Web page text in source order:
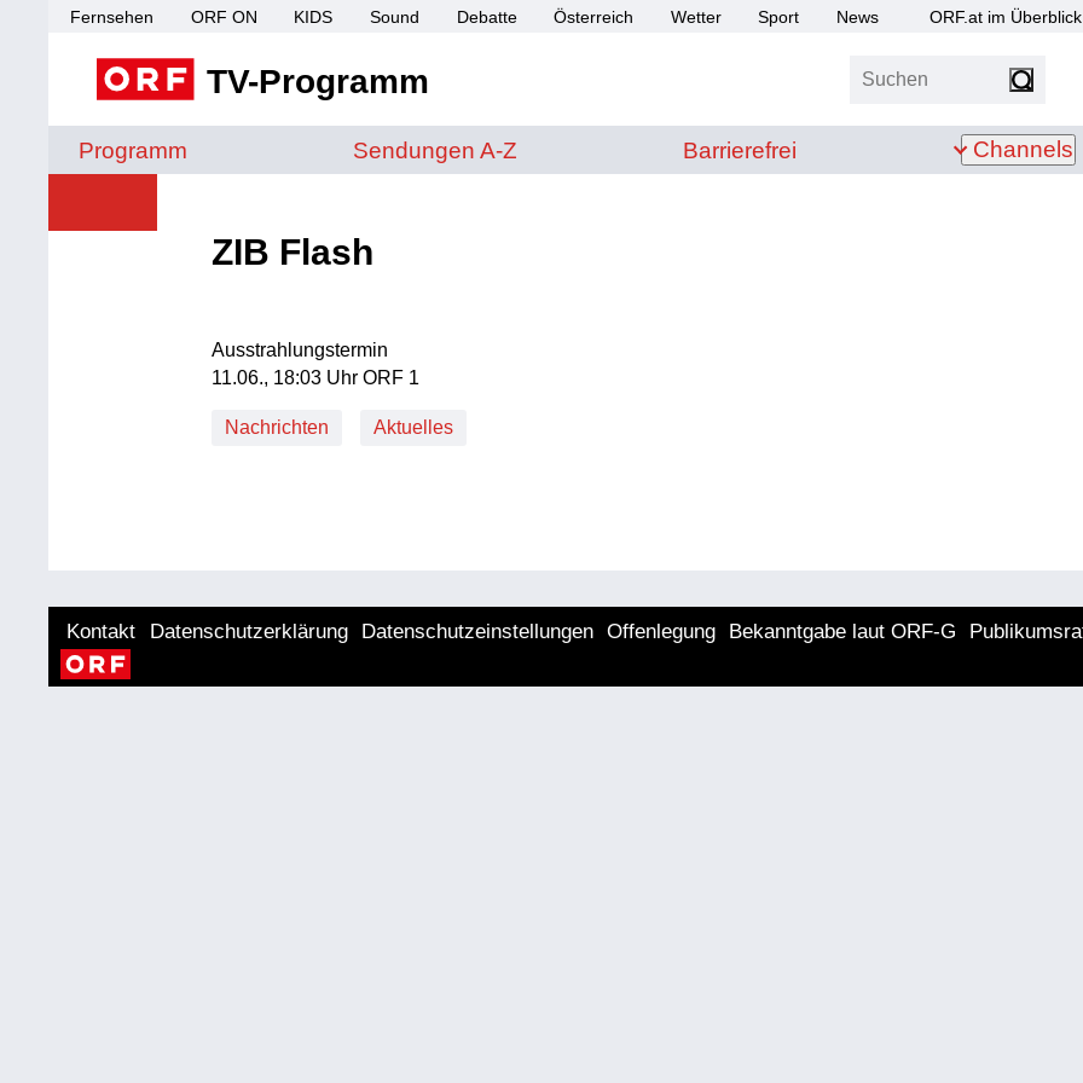
Fernsehen ORF ON KIDS Sound Debatte Österreich Wetter Sport News ORF.at im Überblick
TV-Programm Suchen
Programm Sendungen von A bis Z
Sendungen A-Z Barrierefrei
Barrierefrei Channels
ZIB Flash
Ausstrahlungstermin
11. Juni, 18:03 Uhr in ORF 1
11.06., 18:03 Uhr ORF 1
Nachrichten Aktuelles
Kontakt Datenschutzerklärung Datenschutzeinstellungen Offenlegung Bekanntgabe laut ORF-G